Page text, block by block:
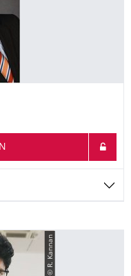
© R. Kannan